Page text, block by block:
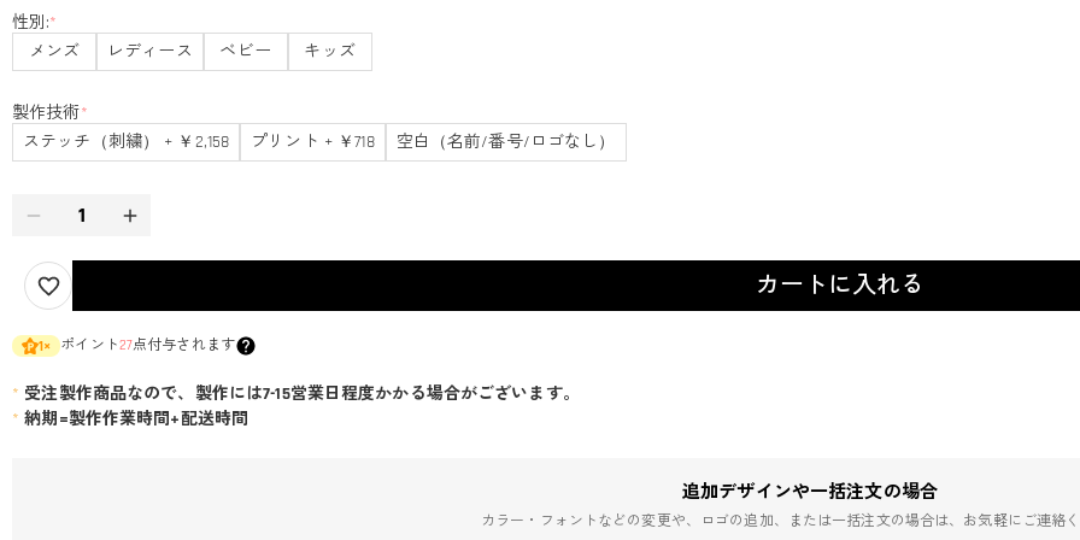
性別:*
メンズ
レディース ベビー キッズ
製作技術*
ステッチ（刺繍） + ￥2,158
プリント + ￥718 空白（名前/番号/ロゴなし）
カートに入れる
1× ポイント27点付与されます
* 受注製作商品なので、製作には7-15営業日程度かかる場合がございます。
* 納期=製作作業時間+配送時間
追加デザインや一括注文の場合
カラー・フォントなどの変更や、ロゴの追加、または一括注文の場合は、お気軽にご連絡く